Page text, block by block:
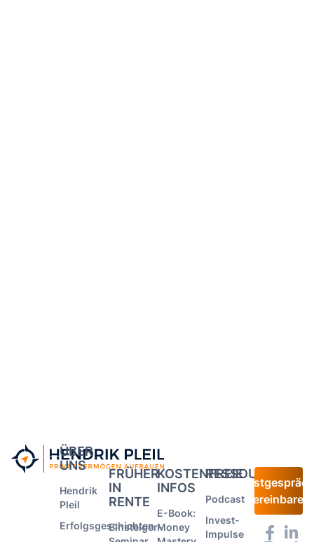
ÜBER
UNS
Hendrik
Pleil
Erfolgsgeschichten
FRÜHER
IN
RENTE
Einsteiger-
KOSTENFREIE
INFOS
E-Book:
Money
RESSOURCEN
Podcast
Invest-
Impulse
Erstgespräch
vereinbaren